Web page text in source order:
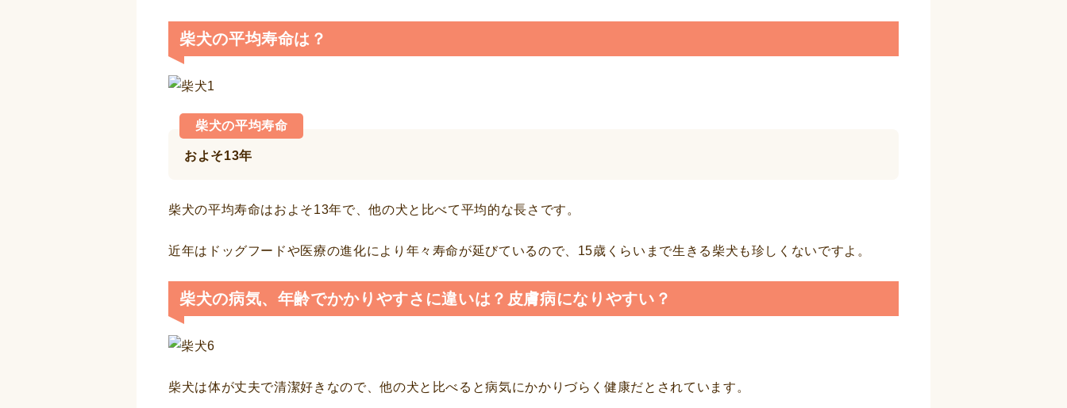
柴犬の平均寿命は？
柴犬の平均寿命
およそ13年
柴犬の平均寿命はおよそ13年で、他の犬と比べて平均的な長さです。
近年はドッグフードや医療の進化により年々寿命が延びているので、15歳くらいまで生きる柴犬も珍しくないですよ。
柴犬の病気、年齢でかかりやすさに違いは？皮膚病になりやすい？
柴犬は体が丈夫で清潔好きなので、他の犬と比べると病気にかかりづらく健康だとされています。